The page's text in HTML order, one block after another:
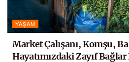
YAŞAM
Market Çalışanı, Komşu,
Hayatımızdaki Zayıf Bağlar